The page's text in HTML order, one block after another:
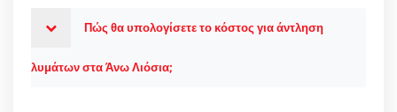
Πώς θα υπολογίσετε το κόστος για άντληση
λυμάτων στα Άνω Λιόσια;